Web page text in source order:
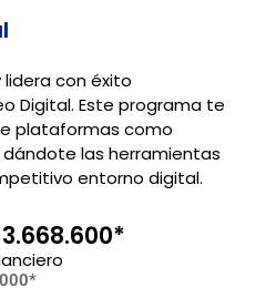
con éxito
Digital. Este programa te
plataformas como
dándote las herramientas
entorno digital.